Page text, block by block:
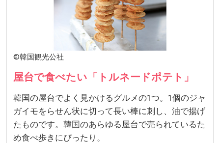
©韓国観光公社
屋台で食べたい「トルネードポテト」
韓国の屋台でよく見かけるグルメの1つ。1個のジャ
ガイモをらせん状に切って長い棒に刺し、油で揚げ
たものです。韓国のあらゆる屋台で売られているた
め食べ歩きにぴったり。